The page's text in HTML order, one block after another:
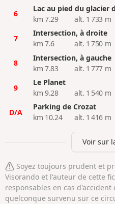
6
Lac au pied du glacier
km 7.29
alt. 1 733 m
7
Intersection, à droite
km 7.6
alt. 1 750 m
8
Intersection, à gauche
km 7.83
alt. 1 777 m
9
Le Planet
km 9.28
alt. 1 540 m
D/A
Parking de Crozat
km 10.24
alt. 1 416 m
Voir sur
Soyez toujours prudent et
Visorando et l'auteur de cette
responsables en cas
quelconque survenu sur ce